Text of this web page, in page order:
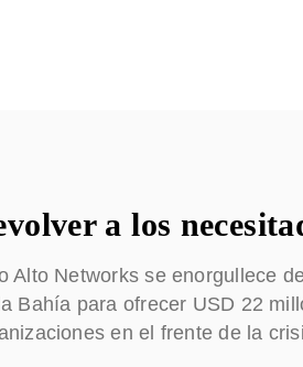
a los
Alto Networks se enorgullece
Bahía para ofrecer USD 22
en el frente de la